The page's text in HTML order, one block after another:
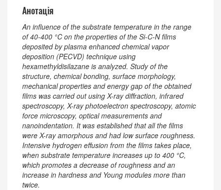
Анотація
An influence of the substrate temperature in the range
of 40-400 °C on the properties of the Si-C-N films
deposited by plasma enhanced chemical vapor
deposition (PECVD) technique using
hexamethyldisilazane is analyzed. Study of the
structure, chemical bonding, surface morphology,
mechanical properties and energy gap of the obtained
films was carried out using X-ray diffraction, infrared
spectroscopy, X-ray photoelectron spectroscopy, atomic
force microscopy, optical measurements and
nanoindentation. It was established that all the films
were X-ray amorphous and had low surface roughness.
Intensive hydrogen effusion from the films takes place,
when substrate temperature increases up to 400 °C,
which promotes a decrease of roughness and an
increase in hardness and Young modules more than
twice.